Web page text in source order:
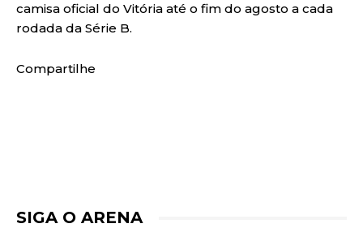
camisa oficial do Vitória até o fim do agosto a cada
rodada da Série B.
Compartilhe
SIGA O ARENA